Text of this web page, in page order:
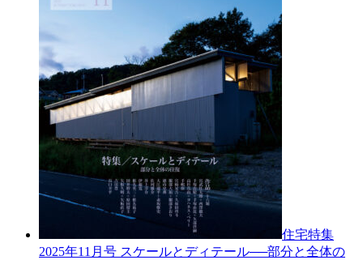
住宅特集
2025年11月号 スケールとディテール──部分と全体の